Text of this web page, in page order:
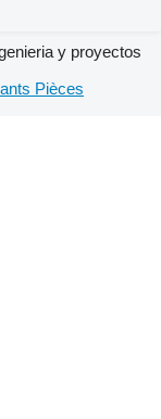
y proyectos
Pièces